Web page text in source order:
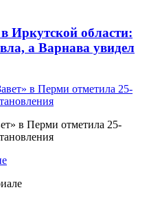
Иркутской области:
а Варнава увидел
в Перми отметила 25-